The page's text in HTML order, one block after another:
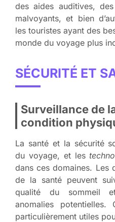
des aides auditives,
malvoyants, et bien
les touristes ayant des
monde du voyage plus
SÉCURITÉ ET
Surveillance de
condition
La santé et la sécurité
du voyage, et les
dans ces domaines. Les
de la santé peuvent
qualité du sommeil
anomalies potentielles.
particulièrement utiles